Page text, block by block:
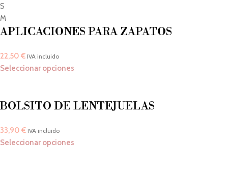
S
M
APLICACIONES PARA ZAPATOS
22,50 € IVA incluido
Seleccionar opciones
BOLSITO DE LENTEJUELAS
33,90 € IVA incluido
Seleccionar opciones